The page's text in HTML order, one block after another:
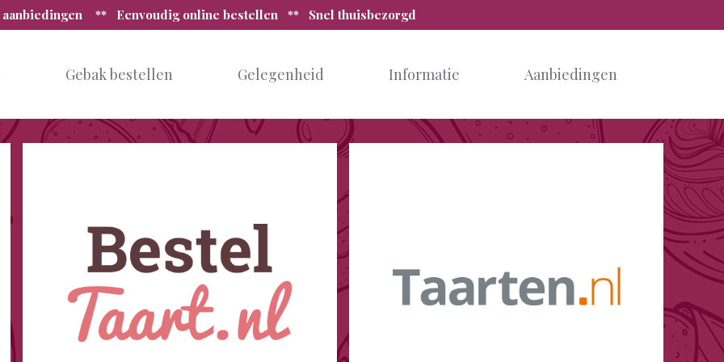
aanbiedingen ** Eenvoudig online bestellen ** Snel thuisbezorgd
Gebak bestellen Gelegenheid Informatie Aanbiedingen